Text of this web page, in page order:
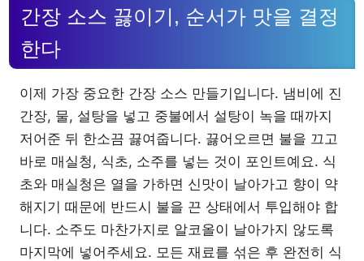
간장 소스 끓이기, 순서가 맛을 결정
한다
이제 가장 중요한 간장 소스 만들기입니다. 냄비에 진
간장, 물, 설탕을 넣고 중불에서 설탕이 녹을 때까지
저어준 뒤 한소끔 끓여줍니다. 끓어오르면 불을 끄고
바로 매실청, 식초, 소주를 넣는 것이 포인트예요. 식
초와 매실청은 열을 가하면 신맛이 날아가고 향이 약
해지기 때문에 반드시 불을 끈 상태에서 투입해야 합
니다. 소주도 마찬가지로 알코올이 날아가지 않도록
마지막에 넣어주세요. 모든 재료를 섞은 후 완전히 식